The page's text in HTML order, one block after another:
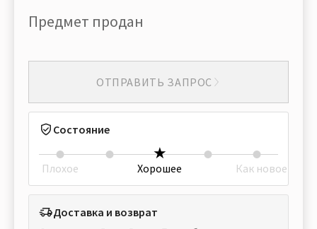
Предмет продан
ОТПРАВИТЬ ЗАПРОС
Состояние
Плохое Хорошее Как новое
Доставка и возврат